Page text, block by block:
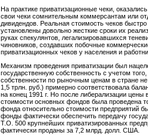
На практике приватизационные чеки,
свои чеки сомнительным коммерсантам или
дивидендов. Реальная стоимость чеков
установлены довольно жесткие сроки их
руках спекулянтов, легализировавшихся
чиновников, создавших побочные
приватизационных чеков у населения и
Механизм проведения приватизации был
государственную собственность с учетом
собственности по рыночным ценам в стране
1,5 трлн. руб.) примерно соответствовала
на конец 1991 г. Но после либерализации цены
стоимости основных фондов была проведена
фонда относительно стоимости предприятий
фонды фактически обеспечить передачу
Т.О. 500 крупнейших приватизированных
фактически проданы за 7,2 млрд. долл. США.